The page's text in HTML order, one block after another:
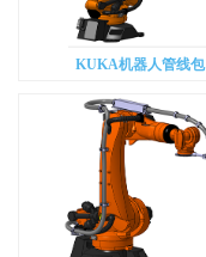
KUKA机器人管线包